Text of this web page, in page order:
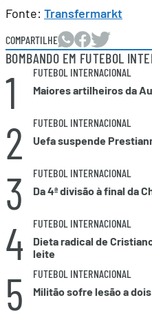
Fonte: Transfermarkt
COMPARTILHE
BOMBANDO EM FUTEBOL
1
FUTEBOL INTERNACIONAL
Maiores artilheiros da
2
FUTEBOL INTERNACIONAL
Uefa suspende
3
FUTEBOL INTERNACIONAL
Da 4ª divisão à final da
4
FUTEBOL INTERNACIONAL
Dieta radical de
leite
5
FUTEBOL INTERNACIONAL
Militão sofre lesão a